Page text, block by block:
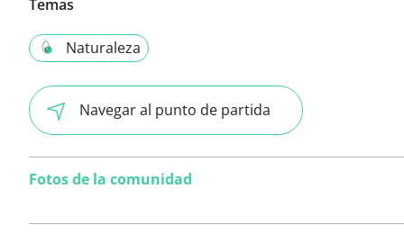
Temas
Naturaleza
Navegar al punto de partida
Fotos de la comunidad